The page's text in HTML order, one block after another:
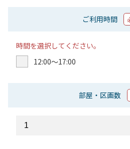
ご利用時間
時間を選択してください。
12:00〜17:00
部屋・区画数